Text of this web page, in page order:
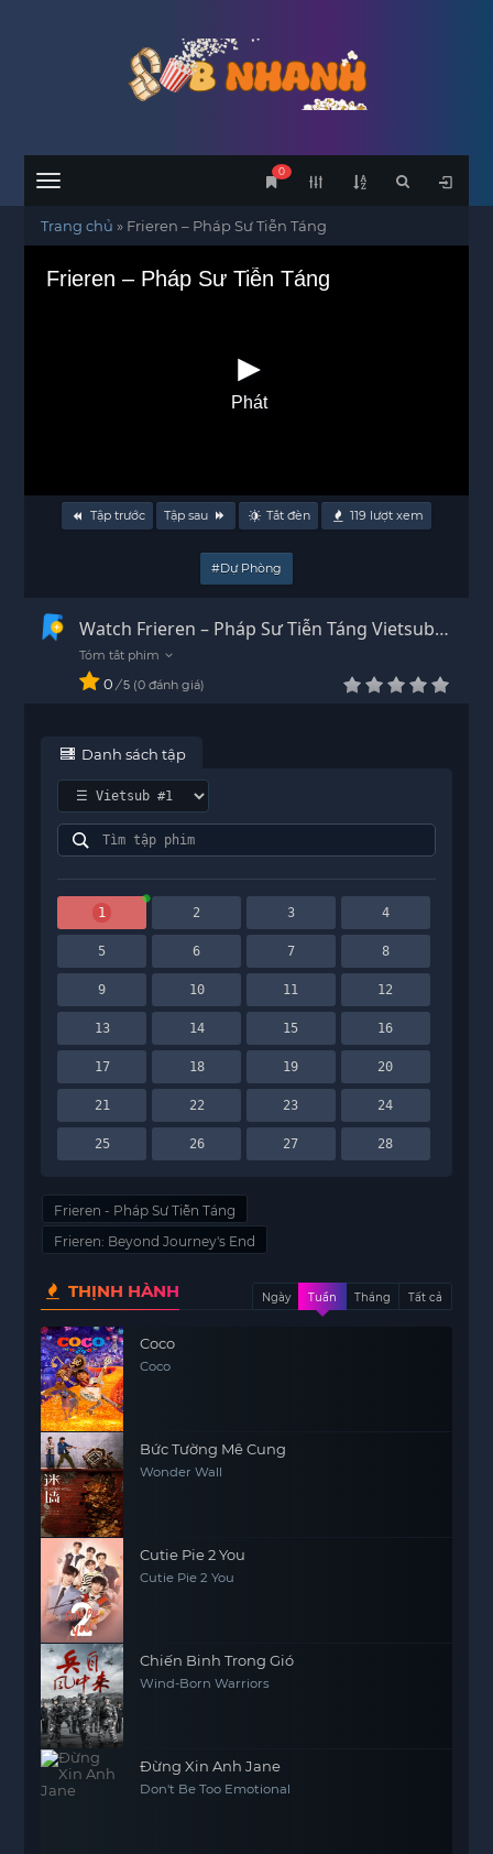
Menu
0
Trang chủ » Frieren – Pháp Sư Tiễn Táng
Frieren – Pháp Sư Tiễn Táng
Phát
Tập trước Tập sau Tắt đèn 119 lượt xem
#Dự Phòng
Watch Frieren – Pháp Sư Tiễn Táng Vietsub -
HD
0 / 5 0 đánh giá
Danh sách tập
1 2 3 4
5 6 7 8
9 10 11 12
13 14 15 16
17 18 19 20
21 22 23 24
25 26 27 28
Frieren - Pháp Sư Tiễn Táng
Frieren: Beyond Journey's End
THỊNH HÀNH Ngày Tuần Tháng Tất cả
Coco
Coco
Bức Tường Mê Cung
Wonder Wall
Cutie Pie 2 You
Cutie Pie 2 You
Chiến Binh Trong Gió
Wind-Born Warriors
Đừng Xin Anh Jane
Don't Be Too Emotional